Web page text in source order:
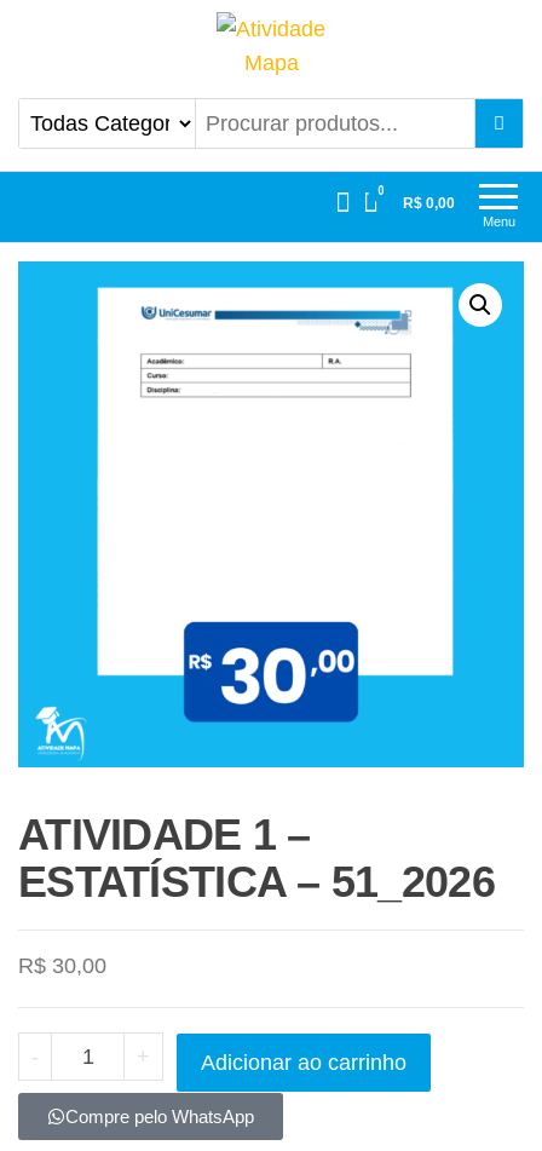
Atividade Mapa Mapa UniCesumar
Menu
0
R$ 0,00
ATIVIDADE 1 –
ESTATÍSTICA – 51_2026
R$ 30,00
- + Adicionar ao carrinho
Compre pelo WhatsApp